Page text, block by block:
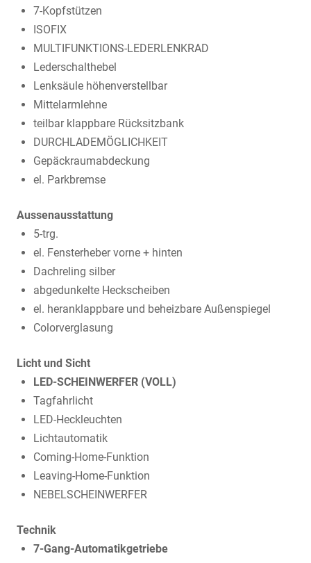
7-Kopfstützen
ISOFIX
MULTIFUNKTIONS-LEDERLENKRAD
Lederschalthebel
Lenksäule höhenverstellbar
Mittelarmlehne
teilbar klappbare Rücksitzbank
DURCHLADEMÖGLICHKEIT
Gepäckraumabdeckung
el. Parkbremse
Aussenausstattung
5-trg.
el. Fensterheber vorne + hinten
Dachreling silber
abgedunkelte Heckscheiben
el. heranklappbare und beheizbare Außenspiegel
Colorverglasung
Licht und Sicht
LED-SCHEINWERFER (VOLL)
Tagfahrlicht
LED-Heckleuchten
Lichtautomatik
Coming-Home-Funktion
Leaving-Home-Funktion
NEBELSCHEINWERFER
Technik
7-Gang-Automatikgetriebe